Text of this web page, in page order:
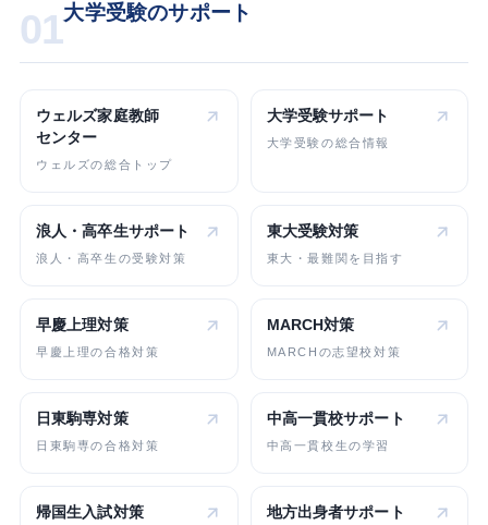
01大学受験のサポート
ウェルズ家庭教師
センター
ウェルズの総合トップ
大学受験サポート
大学受験の総合情報
浪人・高卒生サポート
浪人・高卒生の受験対策
東大受験対策
東大・最難関を目指す
早慶上理対策
早慶上理の合格対策
MARCH対策
MARCHの志望校対策
日東駒専対策
日東駒専の合格対策
中高一貫校サポート
中高一貫校生の学習
帰国生入試対策 地方出身者サポート